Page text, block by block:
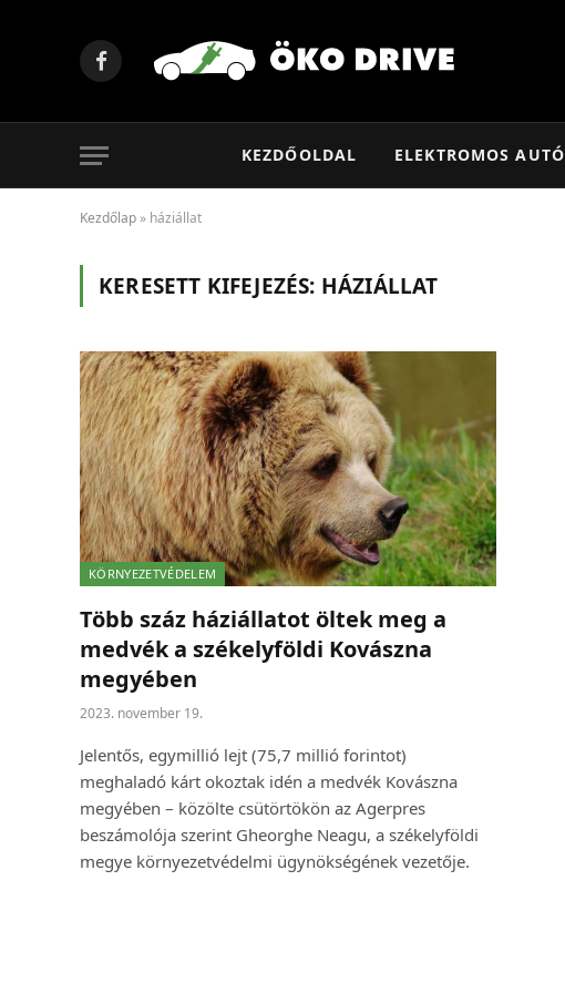
Facebook
KEZDŐOLDAL ELEKTROMOS AUTÓ
Kezdőlap » háziállat
KERESETT KIFEJEZÉS: HÁZIÁLLAT
KÖRNYEZETVÉDELEM
Több száz háziállatot öltek meg a
medvék a székelyföldi Kovászna
megyében
2023. november 19.
Jelentős, egymillió lejt (75,7 millió forintot)
meghaladó kárt okoztak idén a medvék Kovászna
megyében – közölte csütörtökön az Agerpres
beszámolója szerint Gheorghe Neagu, a székelyföldi
megye környezetvédelmi ügynökségének vezetője.